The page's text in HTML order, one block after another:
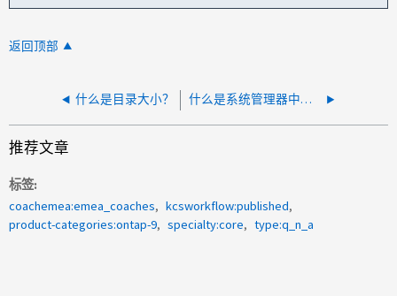
返回顶部
什么是目录大小？ 什么是系统管理器中的"本地层加密"？
推荐文章
标签
coachemea:emea_coaches
kcsworkflow:published
product-categories:ontap-9
specialty:core type:q_n_a